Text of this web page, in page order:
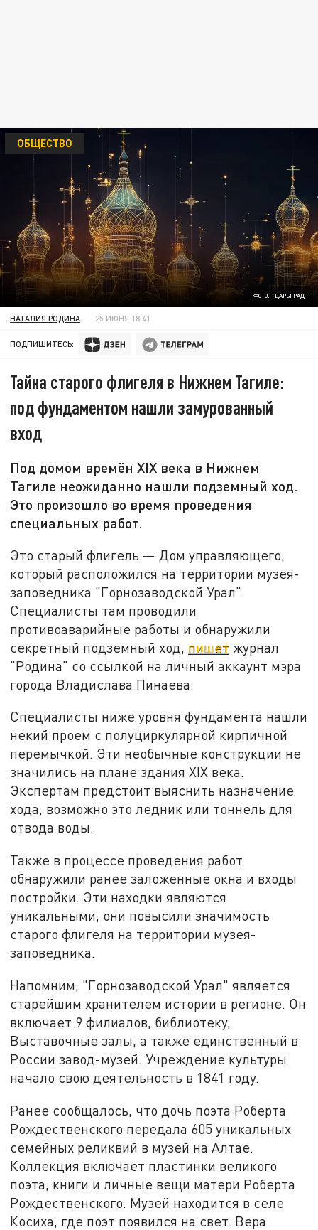
ФОТО: "ЦАРЬГРАД"
ОБЩЕСТВО
НАТАЛИЯ РОДИНА 25 ИЮНЯ 18:41
ПОДПИШИТЕСЬ:
Тайна старого флигеля в Нижнем Тагиле:
под фундаментом нашли замурованный
вход
Под домом времён XIX века в Нижнем
Тагиле неожиданно нашли подземный ход.
Это произошло во время проведения
специальных работ.
Это старый флигель — Дом управляющего,
который расположился на территории музея-
заповедника "Горнозаводской Урал".
Специалисты там проводили
противоаварийные работы и обнаружили
секретный подземный ход, пишет журнал
"Родина" со ссылкой на личный аккаунт мэра
города Владислава Пинаева.
Специалисты ниже уровня фундамента нашли
некий проем с полуциркулярной кирпичной
перемычкой. Эти необычные конструкции не
значились на плане здания XIX века.
Экспертам предстоит выяснить назначение
хода, возможно это ледник или тоннель для
отвода воды.
Также в процессе проведения работ
обнаружили ранее заложенные окна и входы
постройки. Эти находки являются
уникальными, они повысили значимость
старого флигеля на территории музея-
заповедника.
Напомним, "Горнозаводской Урал" является
старейшим хранителем истории в регионе. Он
включает 9 филиалов, библиотеку,
Выставочные залы, а также единственный в
России завод-музей. Учреждение культуры
начало свою деятельность в 1841 году.
Ранее сообщалось, что дочь поэта Роберта
Рождественского передала 605 уникальных
семейных реликвий в музей на Алтае.
Коллекция включает пластинки великого
поэта, книги и личные вещи матери Роберта
Рождественского. Музей находится в селе
Косиха, где поэт появился на свет. Вера